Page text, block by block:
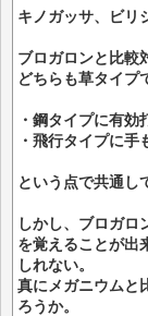
キノガッサ、ビリ
ブロガロンと比較
どちらも草タイプ
・鋼タイプに有効
・飛行タイプに手
という点で共通し
しかし、ブロガロ
を覚えることが出
しれない。
真にメガニウムと
ろうか。